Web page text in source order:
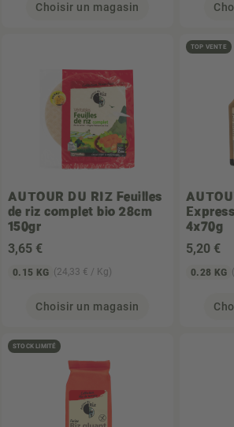
Choisir un magasin
AUTOUR DU RIZ Feuilles
de riz complet bio 28cm
150gr
3,65 €
0.15 KG (24,33 € / Kg)
Choisir un magasin
TOP VENTE
4x70g
5,20 €
0.28 KG
STOCK LIMITÉ